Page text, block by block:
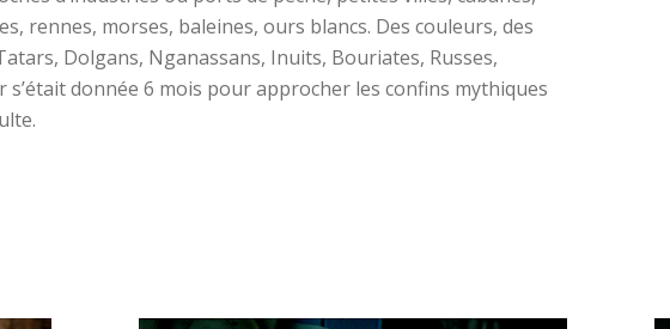
rennes, morses, baleines, ours blancs. Des couleurs, des
Dolgans, Nganassans, Inuits, Bouriates, Russes,
donnée 6 mois pour approcher les confins mythiques